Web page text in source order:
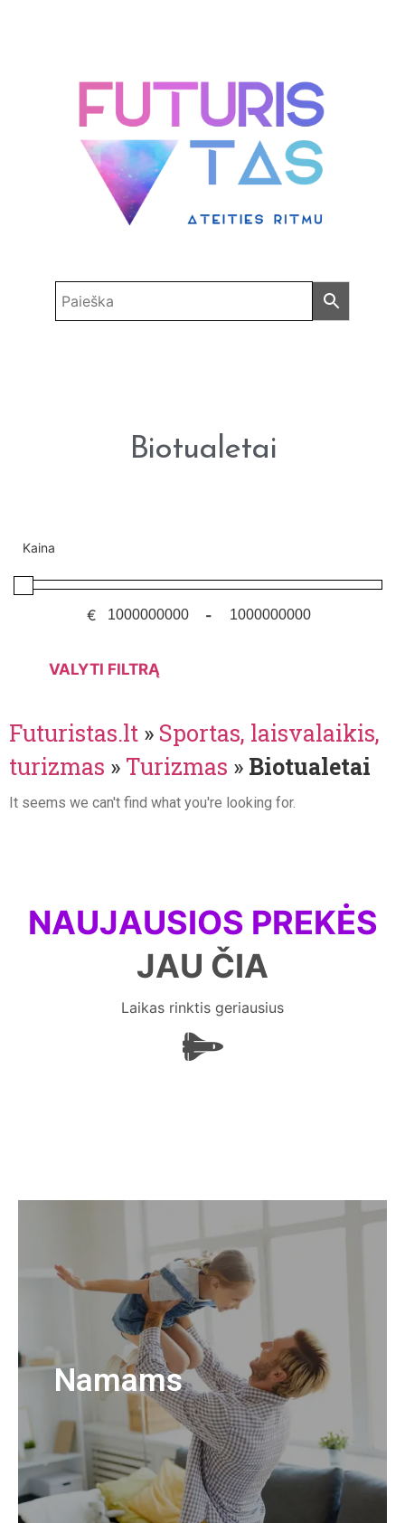
Biotualetai
Kaina
€ -
VALYTI FILTRĄ
Futuristas.lt » Sportas, laisvalaikis,
turizmas » Turizmas » Biotualetai
It seems we can't find what you're looking for.
NAUJAUSIOS PREKĖS
JAU ČIA
Laikas rinktis geriausius
Namams